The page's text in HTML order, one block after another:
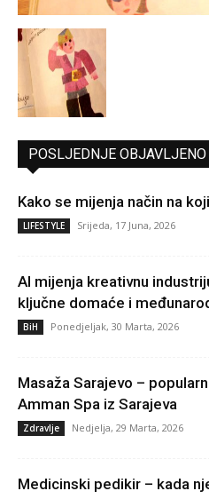
POSLJEDNJE OBJAVLJENO
Kako se mijenja način na
LIFESTYLE Srijeda, 17 Juna, 2026
AI mijenja kreativnu
ključne domaće i
BiH Ponedjeljak, 30 Marta, 2026
Masaža Sarajevo –
Amman Spa iz Sarajeva
Zdravlje Nedjelja, 29 Marta, 2026
Medicinski pedikir – kada